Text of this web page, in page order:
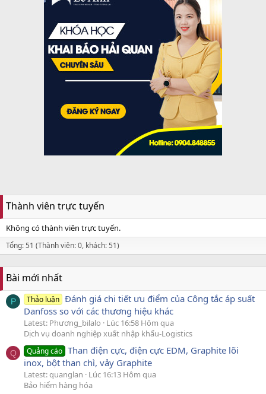
Thành viên trực tuyến
Không có thành viên trực tuyến.
Tổng: 51 (Thành viên: 0, khách: 51)
Bài mới nhất
P Thảo luận Đánh giá chi tiết ưu điểm của Công tắc áp suất
Danfoss so với các thương hiệu khác
Latest: Phương_bilalo
Lúc 16:58 Hôm qua
Dịch vụ doanh nghiệp xuất nhập khẩu-Logistics
Q Quảng cáo Than điện cực, điện cực EDM, Graphite lõi
inox, bột than chì, vảy Graphite
Latest: quanglan
Lúc 16:13 Hôm qua
Bảo hiểm hàng hóa